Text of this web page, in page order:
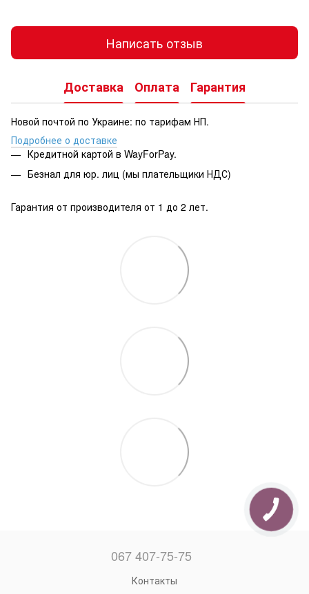
Написать отзыв
Доставка Оплата Гарантия
Новой почтой по Украине: по тарифам НП.
Подробнее о доставке
Кредитной картой в WayForPay.
Безнал для юр. лиц (мы плательщики НДС)
Гарантия от производителя от 1 до 2 лет.
067 407-75-75
Контакты